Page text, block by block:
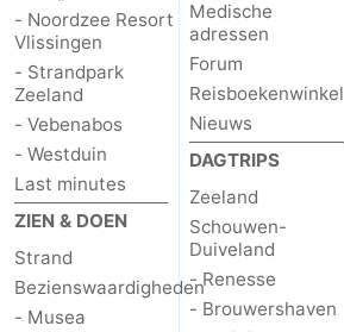
- Noordzee Resort
Vlissingen
- Strandpark
Zeeland
- Vebenabos
- Westduin
Last minutes
ZIEN & DOEN
Strand
Bezienswaardigheden
- Musea
Medische
adressen
Forum
Reisboekenwinkel
Nieuws
DAGTRIPS
Zeeland
Schouwen-
Duiveland
- Renesse
- Brouwershaven